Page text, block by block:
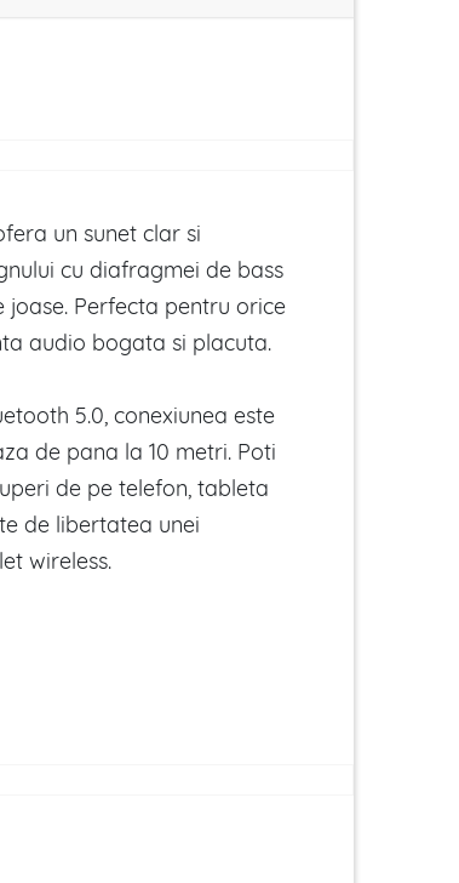
un sunet clar si
cu diafragmei de bass
Perfecta pentru orice
audio bogata si placuta.
5.0, conexiunea este
de pana la 10 metri. Poti
de pe telefon, tableta
de libertatea unei
wireless.